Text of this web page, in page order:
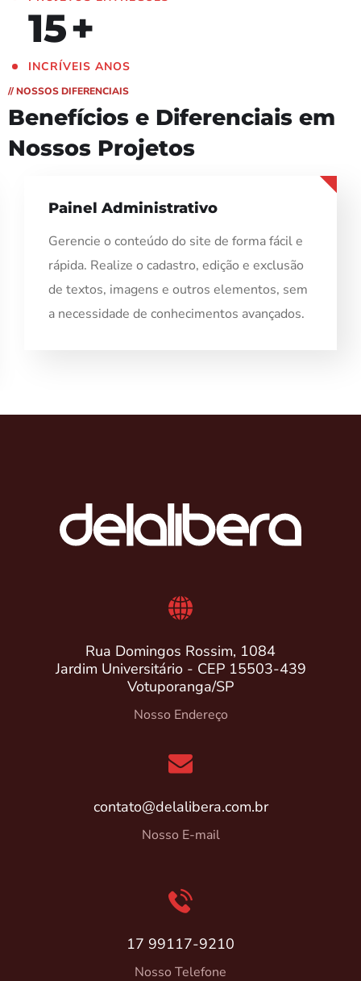
15+
INCRÍVEIS ANOS
// NOSSOS DIFERENCIAIS
Benefícios e Diferenciais em
Nossos Projetos
Painel Administrativo
Gerencie o conteúdo do site de forma fácil e
rápida. Realize o cadastro, edição e exclusão
de textos, imagens e outros elementos, sem
a necessidade de conhecimentos avançados.
Rua Domingos Rossim, 1084
Jardim Universitário - CEP 15503-439
Votuporanga/SP
Nosso Endereço
contato@delalibera.com.br
Nosso E-mail
17 99117-9210
Nosso Telefone